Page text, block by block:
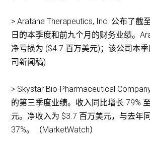
> Aratana Therapeutics, Inc. 公布了截
日的本季度和前九个月的财务业绩。
净亏损为 ($4.7 百万美元)；该公司本
司新闻稿)
> Skystar Bio-Pharmaceutical
的第三季度业绩。收入同比增长 79%
元。净收入为 $3.7 百万美元，与去年
37%。（MarketWatch）